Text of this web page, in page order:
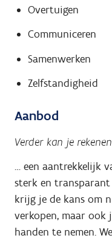
Overtuigen
Communiceren
Samenwerken
Zelfstandigheid
Aanbod
Verder kan je
… een aantrekkelijk
sterk en transparant
krijg je de kans om
verkopen, maar ook
handen te nemen.